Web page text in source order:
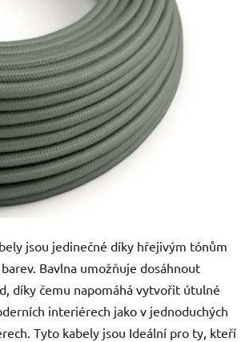
jsou jedinečné díky hřejivým tónům
Bavlna umožňuje dosáhnout
díky čemu napomáhá vytvořit útulné
interiérech jako v jednoduchých
Tyto kabely jsou Ideální pro ty, kteří